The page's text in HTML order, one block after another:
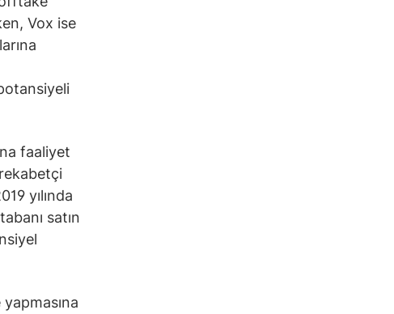
Vox ise
faaliyet
yılında
satın